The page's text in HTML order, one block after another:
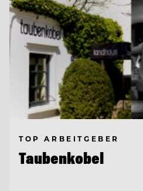
TOP ARBEITGEBER
Taubenkobel